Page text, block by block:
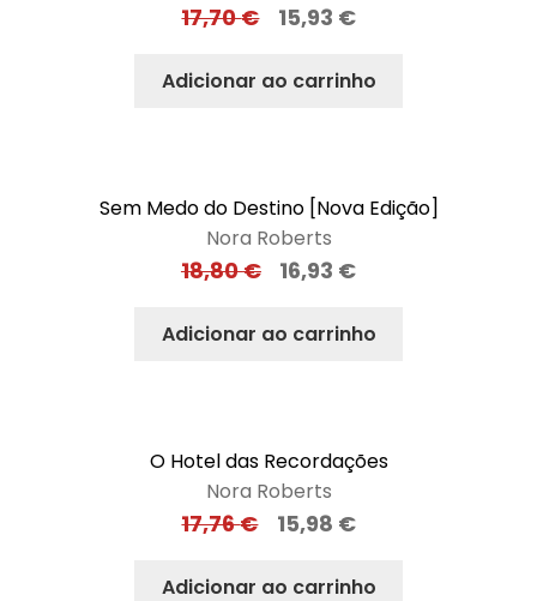
17,70€ 15,93 €
Adicionar ao carrinho
Sem Medo do Destino [Nova Edição]
Nora Roberts
18,80€ 16,93 €
Adicionar ao carrinho
O Hotel das Recordações
Nora Roberts
17,76€ 15,98 €
Adicionar ao carrinho